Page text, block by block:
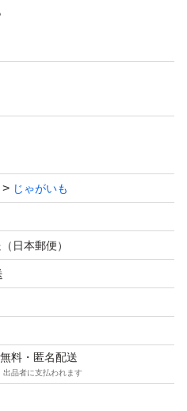
じゃがいも
日本郵便）
料・匿名配送
出品者に支払われます